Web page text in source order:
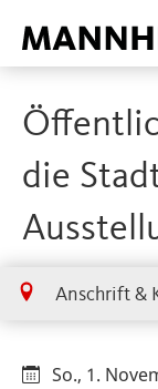
die
Anschrift &
So., 1.